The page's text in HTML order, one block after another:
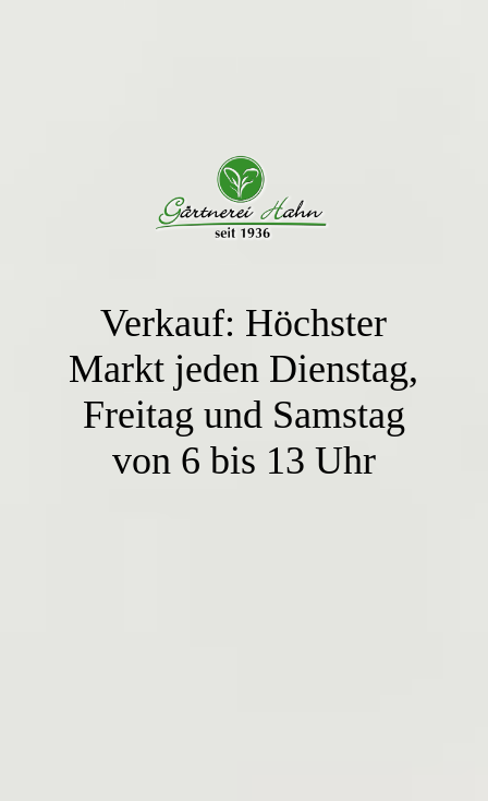
Verkauf: Höchster
Markt jeden Dienstag,
Freitag und Samstag
von 6 bis 13 Uhr